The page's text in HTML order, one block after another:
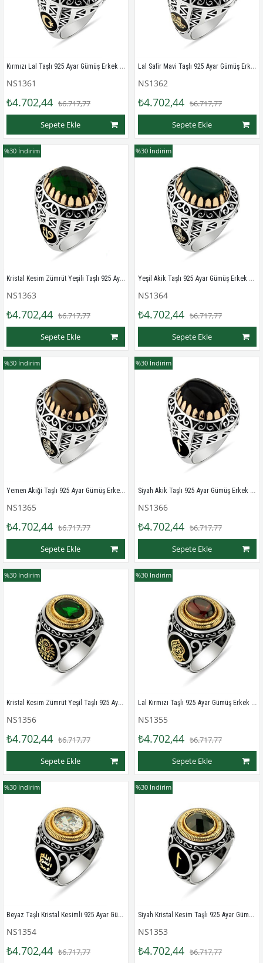
Kırmızı Lal Taşlı 925 Ayar Gümüş Erkek Yüzüğü
NS1361
₺4.702,44 ₺6.717,77
Sepete Ekle
Lal Safir Mavi Taşlı 925 Ayar Gümüş Erkek Yüzüğü
NS1362
₺4.702,44 ₺6.717,77
Sepete Ekle
Kristal Kesim Zümrüt Yeşili Taşlı 925 Ayar Gümüş Erkek Yüzük
NS1363
₺4.702,44 ₺6.717,77
Sepete Ekle
%30 İndirim
Yeşil Akik Taşlı 925 Ayar Gümüş Erkek Yüzüğü
NS1364
₺4.702,44 ₺6.717,77
Sepete Ekle
%30 İndirim
Yemen Akiği Taşlı 925 Ayar Gümüş Erkek Yüzüğü
NS1365
₺4.702,44 ₺6.717,77
Sepete Ekle
%30 İndirim
Siyah Akik Taşlı 925 Ayar Gümüş Erkek Yüzüğü
NS1366
₺4.702,44 ₺6.717,77
Sepete Ekle
%30 İndirim
Kristal Kesim Zümrüt Yeşil Taşlı 925 Ayar Gümüş Erkek Yüzük
NS1356
₺4.702,44 ₺6.717,77
Sepete Ekle
%30 İndirim
Lal Kırmızı Taşlı 925 Ayar Gümüş Erkek Yüzük
NS1355
₺4.702,44 ₺6.717,77
Sepete Ekle
%30 İndirim
Beyaz Taşlı Kristal Kesimli 925 Ayar Gümüş Erkek Yüzük
NS1354
₺4.702,44 ₺6.717,77
%30 İndirim
Siyah Kristal Kesim Taşlı 925 Ayar Gümüş Erkek Yüzüğü
NS1353
₺4.702,44 ₺6.717,77
%30 İndirim